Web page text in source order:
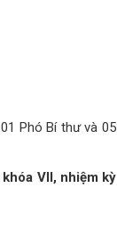
Phó Bí thư và 05
VII, nhiệm kỳ